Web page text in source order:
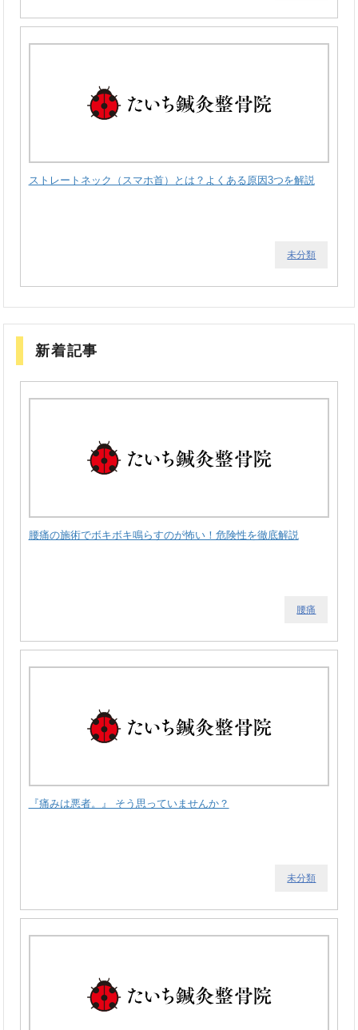
ストレートネック（スマホ首）とは？よくある原因3つを解説
未分類
新着記事
腰痛の施術でボキボキ鳴らすのが怖い！危険性を徹底解説
腰痛
『痛みは悪者。』 そう思っていませんか？
未分類